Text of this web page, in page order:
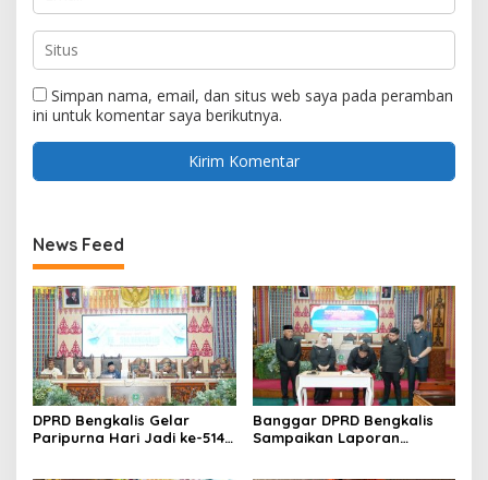
Simpan nama, email, dan situs web saya pada peramban
ini untuk komentar saya berikutnya.
News Feed
DPRD Bengkalis Gelar
Paripurna Hari Jadi ke-514
Banggar DPRD Bengkalis
Sampaikan Laporan